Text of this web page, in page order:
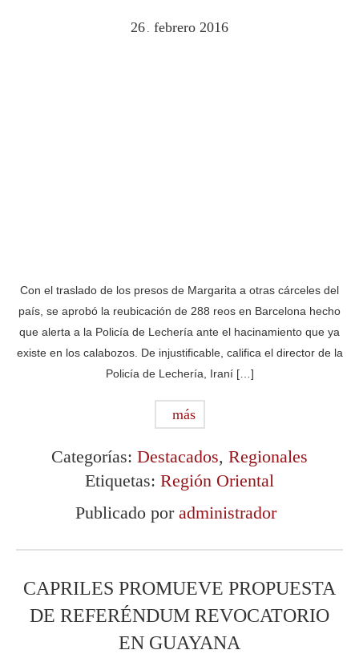
26 febrero 2016
Con el traslado de los presos de Margarita a otras cárceles del
país, se aprobó la reubicación de 288 reos en Barcelona hecho
que alerta a la Policía de Lechería ante el hacinamiento que ya
existe en los calabozos. De injustificable, califica el director de la
Policía de Lechería, Iraní […]
más
Categorías: Destacados, Regionales
Etiquetas: Región Oriental
Publicado por administrador
CAPRILES PROMUEVE PROPUESTA
DE REFERÉNDUM REVOCATORIO
EN GUAYANA